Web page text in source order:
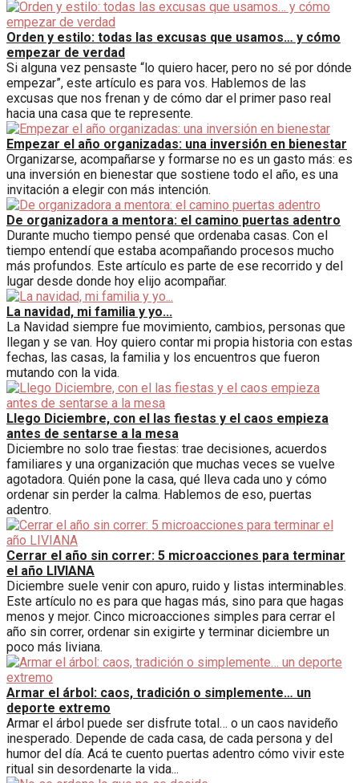
Orden y estilo: todas las excusas que usamos… y cómo
empezar de verdad
Si alguna vez pensaste “lo quiero hacer, pero no sé por dónde
empezar”, este artículo es para vos. Hablemos de las
excusas que nos frenan y de cómo dar el primer paso real
hacia una casa que te represente.
Empezar el año organizadas: una inversión en bienestar
Organizarse, acompañarse y formarse no es un gasto más: es
una inversión en bienestar que sostiene todo el año, es una
invitación a elegir con más intención.
De organizadora a mentora: el camino puertas adentro
Durante mucho tiempo pensé que ordenaba casas. Con el
tiempo entendí que estaba acompañando procesos mucho
más profundos. Este artículo es parte de ese recorrido y del
lugar desde donde hoy elijo acompañar.
La navidad, mi familia y yo...
La Navidad siempre fue movimiento, cambios, personas que
llegan y se van. Hoy quiero contar mi propia historia con estas
fechas, las casas, la familia y los encuentros que fueron
mutando con la vida.
Llego Diciembre, con el las fiestas y el caos empieza
antes de sentarse a la mesa
Diciembre no solo trae fiestas: trae decisiones, acuerdos
familiares y una organización que muchas veces se vuelve
agotadora. Quién pone la casa, qué lleva cada uno y cómo
ordenar sin perder la calma. Hablemos de eso, puertas
adentro.
Cerrar el año sin correr: 5 microacciones para terminar
el año LIVIANA
Diciembre suele venir con apuro, ruido y listas interminables.
Este artículo no es para que hagas más, sino para que hagas
menos y mejor. Cinco microacciones simples para cerrar el
año sin correr, ordenar sin exigirte y terminar diciembre un
poco más liviana.
Armar el árbol: caos, tradición o simplemente… un
deporte extremo
Armar el árbol puede ser disfrute total… o un caos navideño
inesperado. Depende de cada casa, de cada persona y del
humor del día. Acá te cuento puertas adentro cómo vivir este
ritual sin desordenarte la vida...